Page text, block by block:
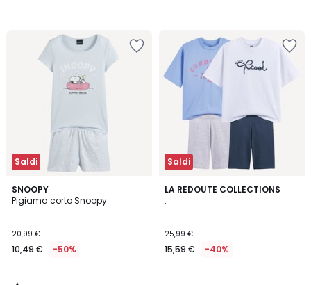
Saldi
SNOOPY
Pigiama corto Snoopy
20,99 €
10,49 € -50%
2
/
Saldi
LA REDOUTE COLLECTIONS
.
25,99 €
15,59 € -40%